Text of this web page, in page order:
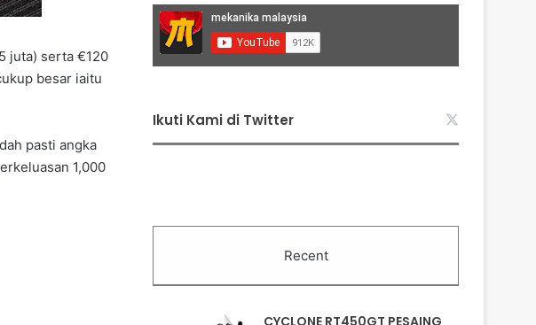
juta) serta €120
besar iaitu
pasti angka
1,000
PILIH TATA
BAHARU
NX7
Ikuti Kami di Twitter
Recent
CYCLONE RT450GT PESAING